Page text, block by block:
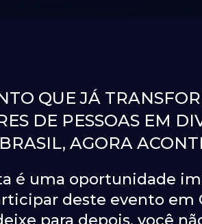
QUE JÁ
DE PESSOAS EM
AGORA
é uma oportunidade
deste evento em
para depois, você